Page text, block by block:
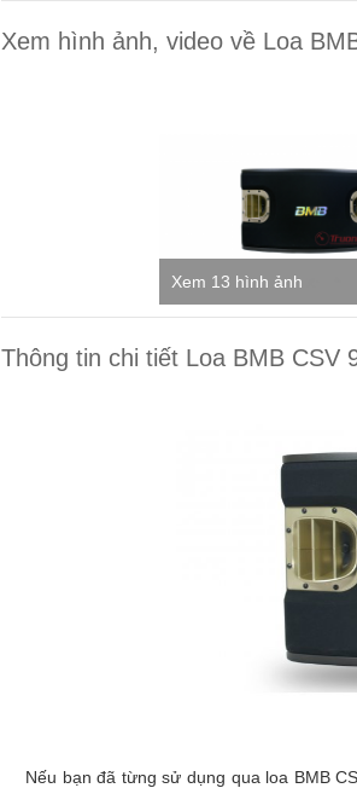
Xem hình ảnh, video về Loa
Xem 13 hình ảnh
Thông tin chi tiết Loa BMB CSV
Nếu bạn đã từng sử dụng qua loa BMB